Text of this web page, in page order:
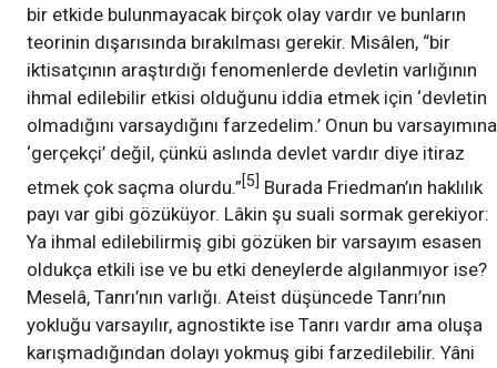
bir etkide bulunmayacak birçok olay vardır ve bunların
teorinin dışarısında bırakılması gerekir. Misâlen, “bir
iktisatçının araştırdığı fenomenlerde devletin varlığının
ihmal edilebilir etkisi olduğunu iddia etmek için ‘devletin
olmadığını varsaydığını farzedelim.’ Onun bu
‘gerçekçi’ değil, çünkü aslında devlet vardır diye itiraz
etmek çok saçma olurdu.”[5] Burada Friedman’ın haklılık
payı var gibi gözüküyor. Lâkin şu suali sormak gerekiyor:
Ya ihmal edilebilirmiş gibi gözüken bir varsayım esasen
oldukça etkili ise ve bu etki deneylerde algılanmıyor ise?
Meselâ, Tanrı’nın varlığı. Ateist düşüncede Tanrı’nın
yokluğu varsayılır, agnostikte ise Tanrı vardır ama oluşa
karışmadığından dolayı yokmuş gibi farzedilebilir. Yâni